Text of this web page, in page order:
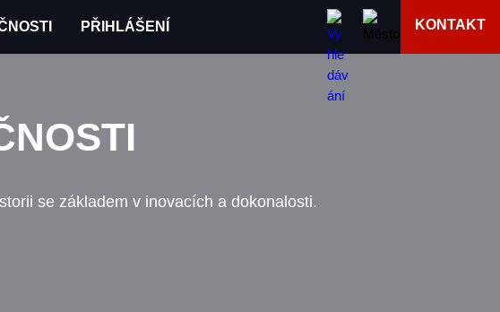
PŘIHLÁŠENÍ KONTAKT
se základem v inovacích a dokonalosti.